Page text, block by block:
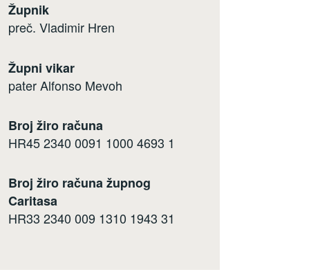
Župnik
preč. Vladimir Hren
Župni vikar
pater Alfonso Mevoh
Broj žiro računa
HR45 2340 0091 1000 4693 1
Broj žiro računa župnog
Caritasa
HR33 2340 009 1310 1943 31